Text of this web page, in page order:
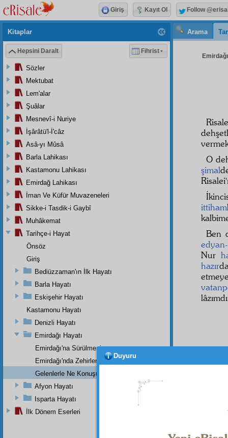
Arama
O
şimal
ittiham
Ben
Nur
hazır
Kitaplar
Hepsini Daralt Fihrist
Sözler
Mektubat
Lem'alar
Şuâlar
Mesnevî-i Nuriye
İşârâtü'l-İ'câz
Asâ-yı Mûsâ
Barla Lahikası
Kastamonu Lahikası
Emirdağ Lahikası
İman Ve Küfür Muvazeneleri
Sikke-i Tasdik-i Gaybî
Muhâkemat
Tarihçe-i Hayat
Önsöz
Giriş
Bediüzzaman'ın İlk Hayatı
Barla Hayatı
Eskişehir Hayatı
Kastamonu Hayatı
Denizli Hayatı
Emirdağı Hayatı
Emirdağı'na Sürülmesi
Emirdağı'nda Zehirlenmesi
Gelenlerle Ne Konuşurdu?
Afyon Hayatı
Isparta Hayatı
İlk Dönem Eserleri
Giriş Kayıt Ol Follow
Duyuru